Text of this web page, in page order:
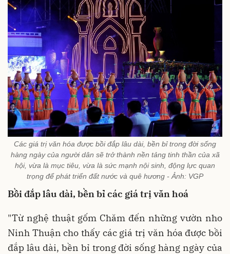
Các giá trị văn hóa được bồi đắp lâu dài, bền bỉ trong đời sống
hàng ngày của người dân sẽ trở thành nền tảng tinh thần của xã
hội, vừa là mục tiêu, vừa là sức mạnh nội sinh, động lực quan
trọng để phát triển đất nước và quê hương - Ảnh: VGP
Bồi đắp lâu dài, bền bỉ các giá trị văn hoá
"Từ nghệ thuật gốm Chăm đến những vườn nho
Ninh Thuận cho thấy các giá trị văn hóa được bồi
đắp lâu dài, bền bỉ trong đời sống hàng ngày của